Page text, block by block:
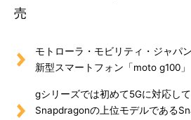
売
モトローラ・モビリティ・ジャパ
新型スマートフォン「moto g100
gシリーズでは初めて5Gに対応し
Snapdragonの上位モデルである